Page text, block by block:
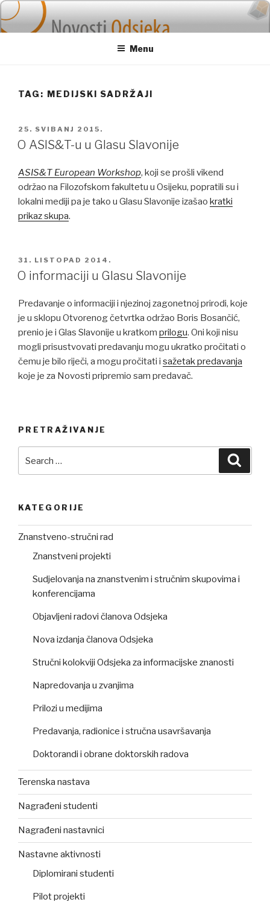
Skip
to
content
Menu
TAG: MEDIJSKI SADRŽAJI
POSTED
ON
25. SVIBANJ 2015.
O ASIS&T-u u Glasu Slavonije
ASIS&T European Workshop, koji se prošli vikend
održao na Filozofskom fakultetu u Osijeku, popratili su i
lokalni mediji pa je tako u Glasu Slavonije izašao kratki
prikaz skupa.
POSTED
ON
31. LISTOPAD 2014.
O informaciji u Glasu Slavonije
Predavanje o informaciji i njezinoj zagonetnoj prirodi, koje
je u sklopu Otvorenog četvrtka održao Boris Bosančić,
prenio je i Glas Slavonije u kratkom prilogu. Oni koji nisu
mogli prisustvovati predavanju mogu ukratko pročitati o
čemu je bilo riječi, a mogu pročitati i sažetak predavanja
koje je za Novosti pripremio sam predavač.
PRETRAŽIVANJE
KATEGORIJE
Znanstveno-stručni rad
Znanstveni projekti
Sudjelovanja na znanstvenim i stručnim skupovima i
konferencijama
Objavljeni radovi članova Odsjeka
Nova izdanja članova Odsjeka
Stručni kolokviji Odsjeka za informacijske znanosti
Napredovanja u zvanjima
Prilozi u medijima
Predavanja, radionice i stručna usavršavanja
Doktorandi i obrane doktorskih radova
Terenska nastava
Nagrađeni studenti
Nagrađeni nastavnici
Nastavne aktivnosti
Diplomirani studenti
Pilot projekti